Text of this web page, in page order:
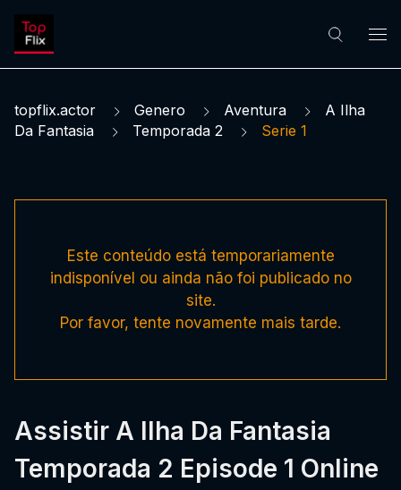
topflix.actor Genero Aventura
A Ilha
Da Fantasia
Temporada 2 Serie 1
Este conteúdo está temporariamente
indisponível ou ainda não foi publicado no
site.
Por favor, tente novamente mais tarde.
Assistir A Ilha Da Fantasia
Temporada 2 Episode 1 Online